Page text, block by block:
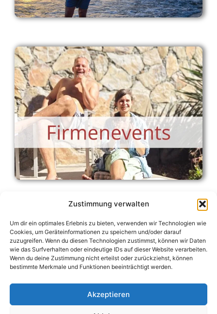
Zustimmung verwalten
Um dir ein optimales Erlebnis zu bieten, verwenden wir Technologien wie
Cookies, um Geräteinformationen zu speichern und/oder darauf
zuzugreifen. Wenn du diesen Technologien zustimmst, können wir Daten
wie das Surfverhalten oder eindeutige IDs auf dieser Website verarbeiten.
Wenn du deine Zustimmung nicht erteilst oder zurückziehst, können
bestimmte Merkmale und Funktionen beeinträchtigt werden.
Akzeptieren